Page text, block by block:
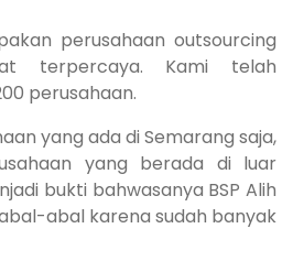
perusahaan outsourcing
terpercaya. Kami telah
perusahaan.
yang ada di Semarang saja,
yang berada di luar
bukti bahwasanya BSP Alih
abal karena sudah banyak